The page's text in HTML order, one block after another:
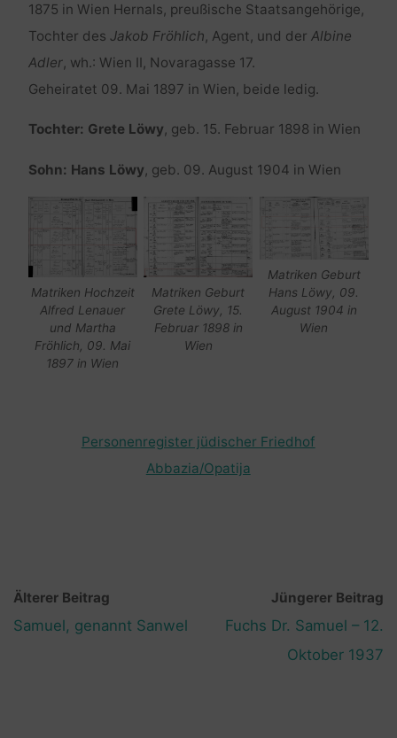
1875 in Wien Hernals, preußische Staatsangehörige,
Tochter des Jakob Fröhlich, Agent, und der Albine
Adler, wh.: Wien II, Novaragasse 17.
Geheiratet 09. Mai 1897 in Wien, beide ledig.
Tochter: Grete Löwy, geb. 15. Februar 1898 in Wien
Sohn: Hans Löwy, geb. 09. August 1904 in Wien
Matriken Hochzeit
Alfred Lenauer
und Martha
Fröhlich, 09. Mai
1897 in Wien
Matriken Geburt
Grete Löwy, 15.
Februar 1898 in
Wien
Matriken Geburt
Hans Löwy, 09.
August 1904 in
Wien
Personenregister jüdischer Friedhof
Abbazia/Opatija
Älterer Beitrag
Samuel, genannt Sanwel
Jüngerer Beitrag
Fuchs Dr. Samuel – 12.
Oktober 1937